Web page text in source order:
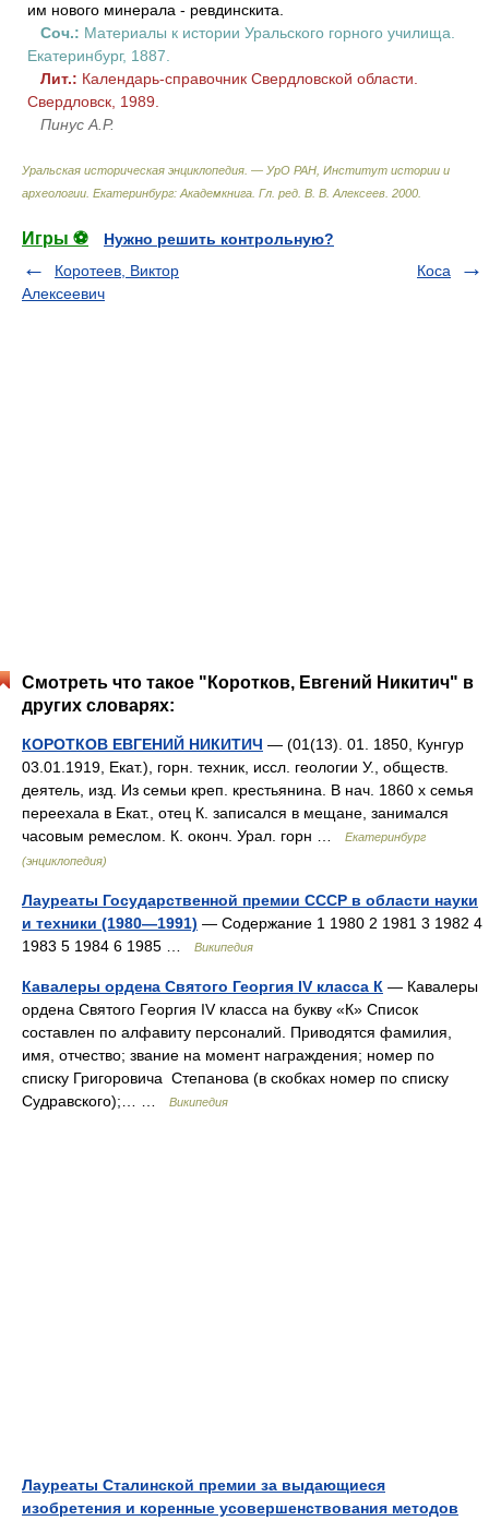
им нового минерала - ревдинскита.
Соч.: Материалы к истории Уральского горного училища.
Екатеринбург, 1887.
Лит.: Календарь-справочник Свердловской области.
Свердловск, 1989.
Пинус А.Р.
Уральская историческая энциклопедия. — УрО РАН, Институт истории и
археологии. Екатеринбург: Академкнига Гл. ред. В. В. Алексеев 2000
Игры ⚽
Нужно решить контрольную?
Коротеев, Виктор
Алексеевич
Коса
Смотреть что такое "Коротков, Евгений Никитич" в
других словарях:
КОРОТКОВ ЕВГЕНИЙ НИКИТИЧ — (01(13). 01. 1850, Кунгур
03.01.1919, Екат.), горн. техник, иссл. геологии У., обществ.
деятель, изд. Из семьи креп. крестьянина. В нач. 1860 х семья
переехала в Екат., отец К. записался в мещане, занимался
часовым ремеслом. К. оконч. Урал. горн …
Екатеринбург
(энциклопедия)
Лауреаты Государственной премии СССР в области науки
и техники (1980—1991) — Содержание 1 1980 2 1981 3 1982 4
1983 5 1984 6 1985 …
Википедия
Кавалеры ордена Святого Георгия IV класса К — Кавалеры
ордена Святого Георгия IV класса на букву «К» Список
составлен по алфавиту персоналий. Приводятся фамилия,
имя, отчество; звание на момент награждения; номер по
списку Григоровича Степанова (в скобках номер по списку
Судравского);… …
Википедия
Лауреаты Сталинской премии за выдающиеся
изобретения и коренные усовершенствования методов